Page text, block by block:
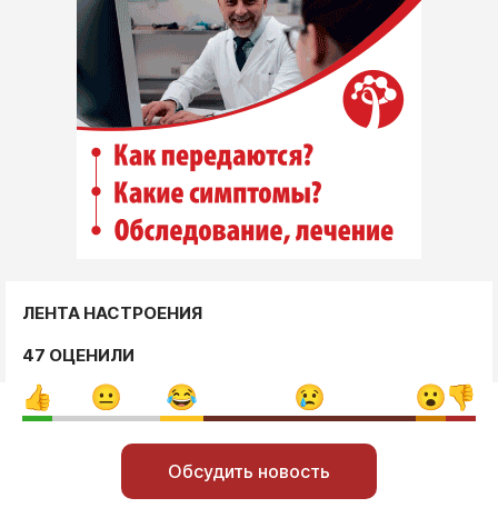
ЛЕНТА НАСТРОЕНИЯ
47 ОЦЕНИЛИ
Обсудить новость